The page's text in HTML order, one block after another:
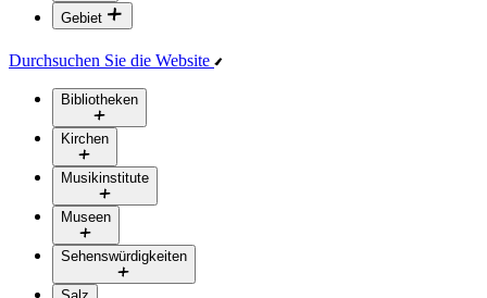
Gebiet
Durchsuchen Sie die Website
Bibliotheken
Kirchen
Musikinstitute
Museen
Sehenswürdigkeiten